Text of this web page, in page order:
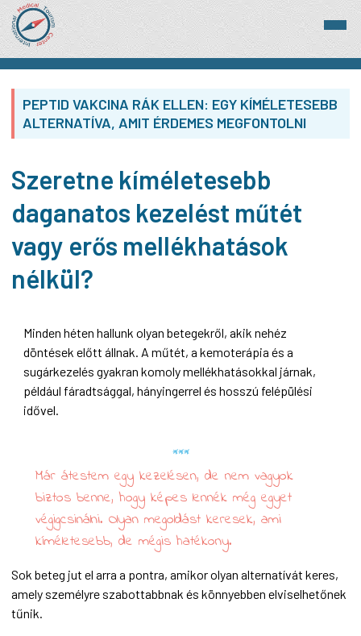
PEPTID VAKCINA RÁK ELLEN: EGY KÍMÉLETESEBB
ALTERNATÍVA, AMIT ÉRDEMES MEGFONTOLNI
Szeretne kíméletesebb
daganatos kezelést műtét
vagy erős mellékhatások
nélkül?
Minden héten hallunk olyan betegekről, akik nehéz
döntések előtt állnak. A műtét, a kemoterápia és a
sugárkezelés gyakran komoly mellékhatásokkal járnak,
például fáradtsággal, hányingerrel és hosszú felépülési
idővel.
Már átestem egy kezelésen, de nem vagyok
biztos benne, hogy képes lennék még egyet
végigcsinálni. Olyan megoldást keresek, ami
kíméletesebb, de mégis hatékony.
Sok beteg jut el arra a pontra, amikor olyan alternatívát keres,
amely személyre szabottabbnak és könnyebben elviselhetőnek
tűnik.